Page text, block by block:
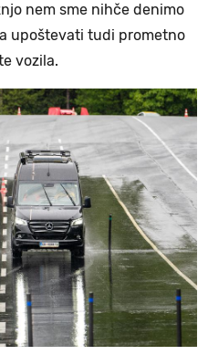
nem sme nihče denimo
upoštevati tudi prometno
vozila.